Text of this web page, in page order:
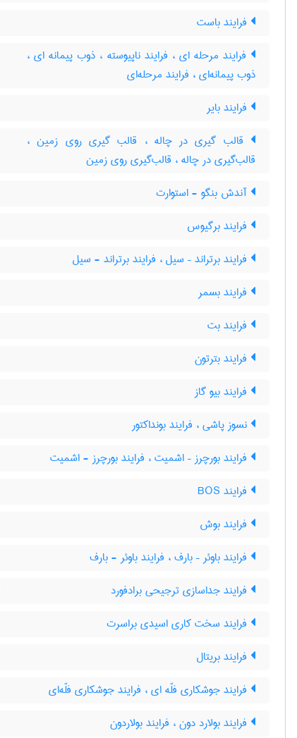
فرایند باست
فرایند مرحله ای ، فرایند ناپیوسته ، ذوب پیمانه ای ،
ذوب پیمانه‌ای ، فرایند مرحله‌ای
فرایند بایر
قالب گیری در چاله ، قالب گیری روی زمین ،
قالب‌گیری در چاله ، قالب‌گیری روی زمین
آندش بنگو - استوارت
فرایند برگیوس
فرایند برتراند – سیل ، فرایند برتراند - سیل
فرایند بسمر
فرایند بت
فرایند بترتون
فرایند بیو گاز
نسوز پاشی ، فرایند بونداکتور
فرایند بورچرز – اشمیت ، فرایند بورچرز - اشمیت
فرایند BOS
فرایند بوش
فرایند باوئر – بارف ، فرایند باوئر - بارف
فرایند جداسازی ترجیحی برادفورد
فرایند سخت کاری اسیدی براسرت
فرایند بریتال
فرایند جوشکاری فلّه ای ، فرایند جوشکاری فلّه‌ای
فرایند بولارد دون ، فرایند بولاردون